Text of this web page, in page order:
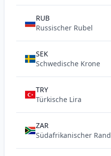
RUB
Russischer Rubel
SEK
Schwedische Krone
TRY
Türkische Lira
ZAR
Südafrikanischer Rand